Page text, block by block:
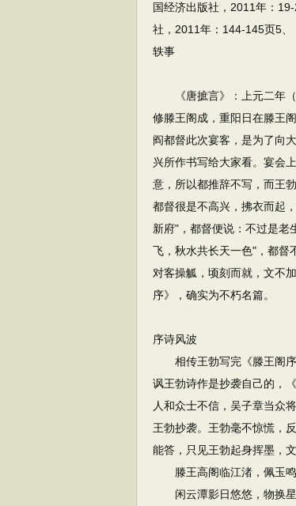
国经济出版社，2011年：
社，2011年：144-145页5、
轶事
《唐摭言》：上元二年（
修滕王阁成，重阳日在滕王
阎都督此次宴客，是为了向
兴所作书写给大家看。宴会
意，所以都推辞不写，而王
都督很是不高兴，拂衣而起
新府"，都督便说：不过是老
飞，秋水共长天一色"，都督
对客操觚，顷刻而就，文不
序》，确实为不朽名篇。
序诗风波
相传王勃写完《滕王阁序
讽王勃诗作是抄袭自己的，
人和众士不信，吴子章当众
王勃抄袭。王勃毫不惊慌，
能答，只见王勃起身挥墨，
滕王高阁临江渚，佩玉鸣
闲云潭影日悠悠，物换星